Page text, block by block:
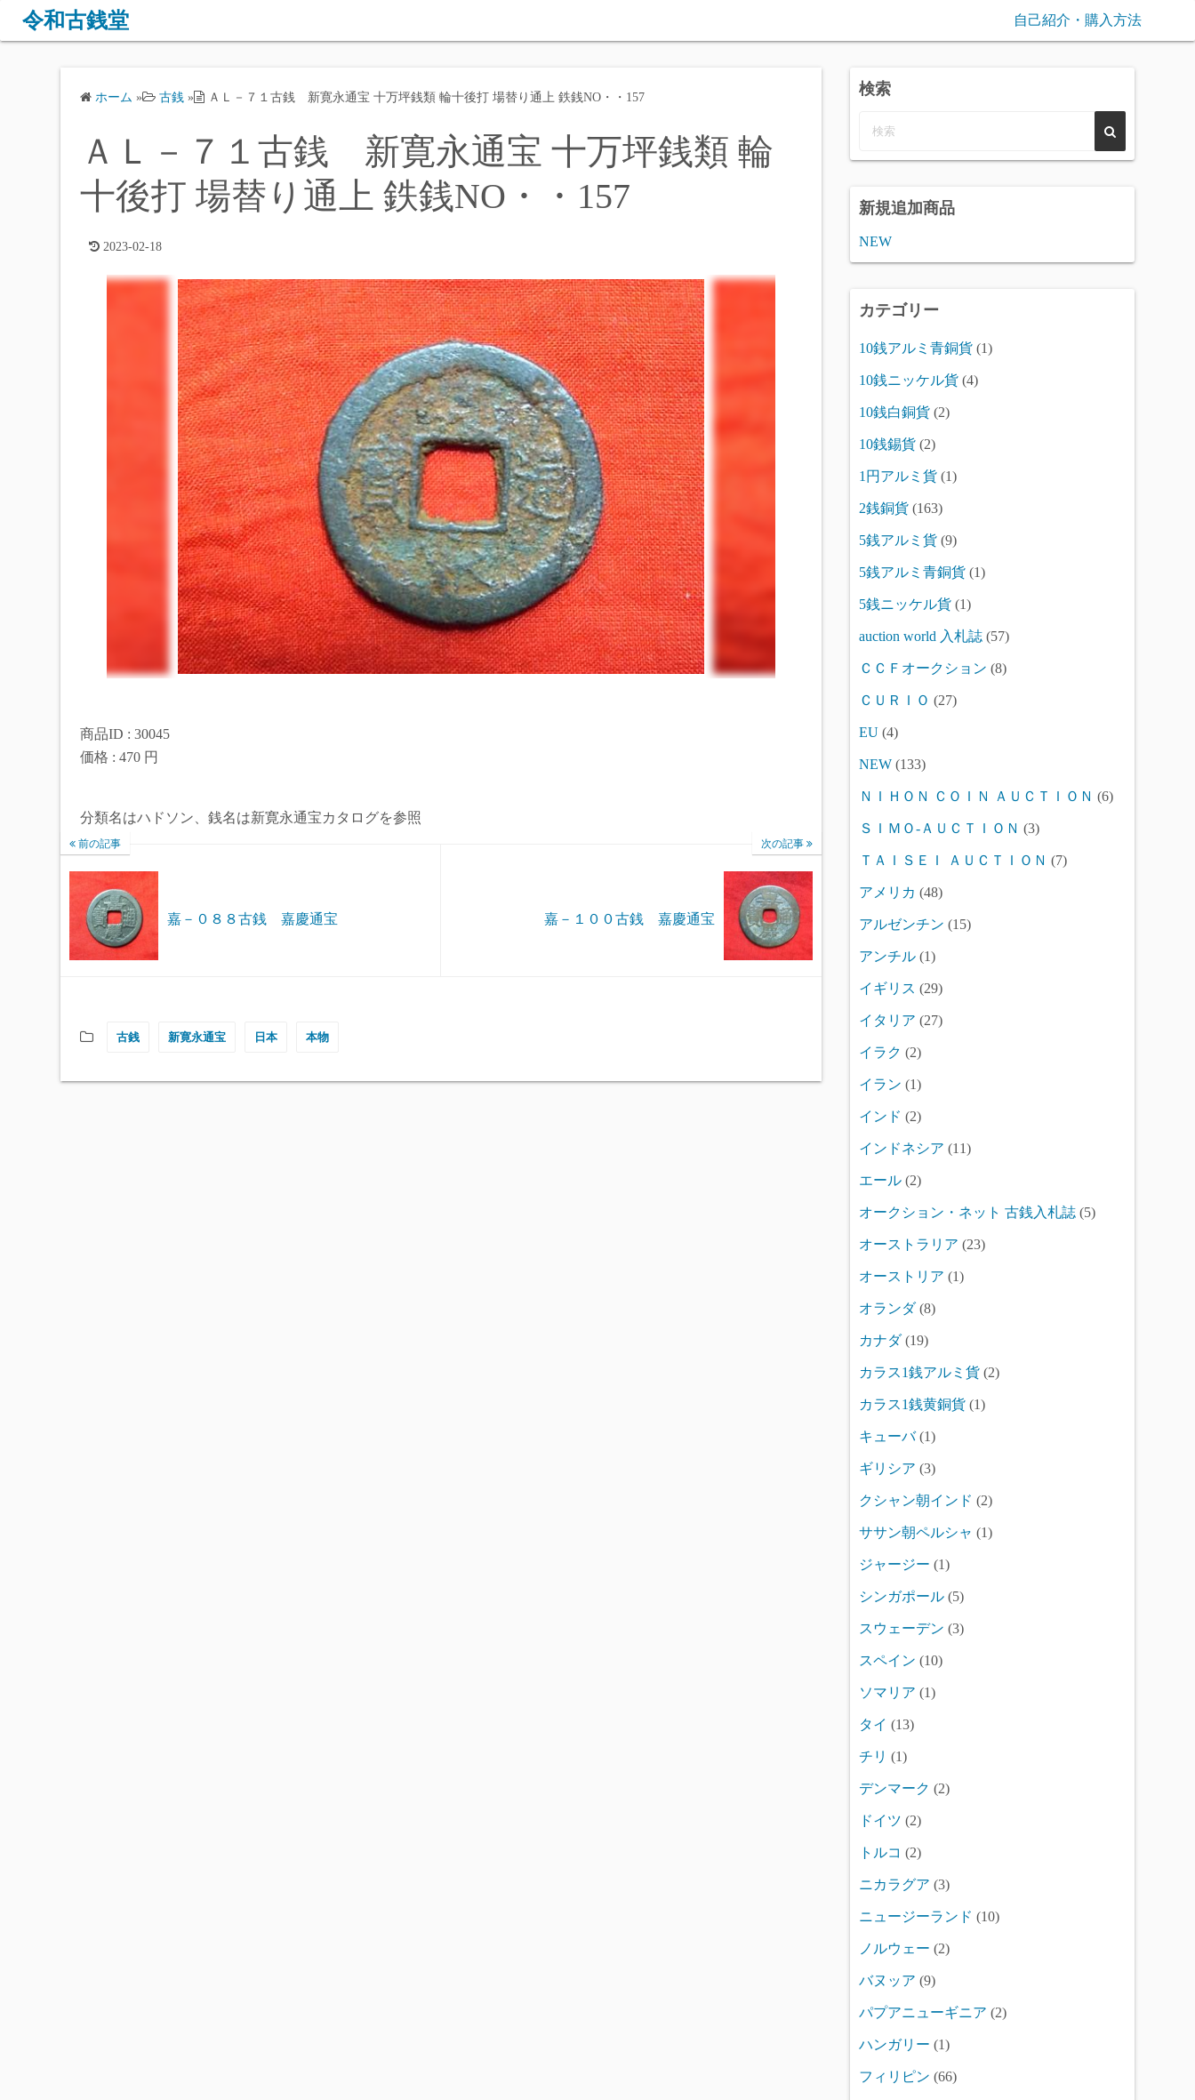
令和古銭堂 自己紹介・購入方法
ホーム » 古銭 » ＡＬ－７１古銭 新寛永通宝 十万坪銭類 輪十後打 場替り通上 鉄銭NO・・157
ＡＬ－７１古銭 新寛永通宝 十万坪銭類 輪
十後打 場替り通上 鉄銭NO・・157
2023-02-18
商品ID : 30045
価格 : 470 円
分類名はハドソン、銭名は新寛永通宝カタログを参照
前の記事
嘉－０８８古銭 嘉慶通宝
次の記事
嘉－１００古銭 嘉慶通宝
古銭 新寛永通宝 日本 本物
検索
新規追加商品
NEW
カテゴリー
10銭アルミ青銅貨 (1)
10銭ニッケル貨 (4)
10銭白銅貨 (2)
10銭錫貨 (2)
1円アルミ貨 (1)
2銭銅貨 (163)
5銭アルミ貨 (9)
5銭アルミ青銅貨 (1)
5銭ニッケル貨 (1)
auction world 入札誌 (57)
ＣＣＦオークション (8)
ＣＵＲＩＯ (27)
EU (4)
NEW (133)
ＮＩＨＯＮ ＣＯＩＮ ＡＵＣＴＩＯＮ (6)
ＳＩＭＯ-ＡＵＣＴＩＯＮ (3)
ＴＡＩＳＥＩ ＡＵＣＴＩＯＮ (7)
アメリカ (48)
アルゼンチン (15)
アンチル (1)
イギリス (29)
イタリア (27)
イラク (2)
イラン (1)
インド (2)
インドネシア (11)
エール (2)
オークション・ネット 古銭入札誌 (5)
オーストラリア (23)
オーストリア (1)
オランダ(8)
カナダ(19)
カラス1銭アルミ貨 (2)
カラス1銭黄銅貨 (1)
キューバ(1)
ギリシア (3)
クシャン朝インド (2)
ササン朝ペルシャ (1)
ジャージー (1)
シンガポール (5)
スウェーデン (3)
スペイン (10)
ソマリア (1)
タイ (13)
チリ (1)
デンマーク (2)
ドイツ (2)
トルコ (2)
ニカラグア (3)
ニュージーランド (10)
ノルウェー (2)
バヌッア (9)
パプアニューギニア (2)
ハンガリー (1)
フィリピン (66)